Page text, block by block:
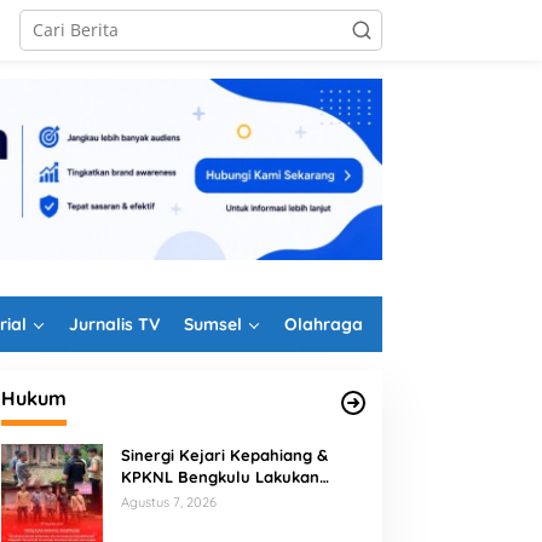
Jurnalis TV Sumsel Olahraga
Hukum
Sinergi Kejari Kepahiang &
KPKNL Bengkulu Lakukan
Penilaian Barang Rampasan
Agustus 7, 2026